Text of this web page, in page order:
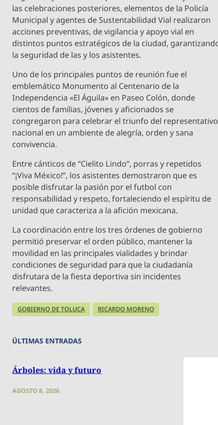
las celebraciones posteriores, elementos de la Policía
Municipal y agentes de Sustentabilidad Vial realizaron
acciones preventivas, de vigilancia y apoyo vial en
distintos puntos estratégicos de la ciudad,
la seguridad de las y los asistentes.
Uno de los principales puntos de reunión fue el
emblemático Monumento al Centenario de la
Independencia «El Águila» en Paseo Colón, donde
cientos de familias, jóvenes y aficionados se
congregaron para celebrar el triunfo del representativo
nacional en un ambiente de alegría, orden y sana
convivencia.
Entre cánticos de “Cielito Lindo”, porras y repetidos
“¡Viva México!”, los asistentes demostraron que es
posible disfrutar la pasión por el futbol con
responsabilidad y respeto, fortaleciendo el espíritu de
unidad que caracteriza a la afición mexicana.
La coordinación entre los tres órdenes de gobierno
permitió preservar el orden público, mantener la
movilidad en las principales vialidades y brindar
condiciones de seguridad para que la ciudadanía
disfrutara de la fiesta deportiva sin incidentes
relevantes.
GOBIERNO DE TOLUCA RICARDO MORENO
ÚLTIMAS ENTRADAS
Árboles: vida y futuro
AGOSTO 8, 2026